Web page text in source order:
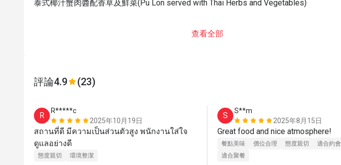
泰式椰汁蟹肉醬配香草及鮮菜(Pu Lon served with Thai Herbs and Vegetables)
查看全部
評論4.9 (23)
R
R*****c
2025年10月19日
สถานที่ดี มีความเป็นส่วนตัวสูง พนักงานใส่ใจ
ดูแลอย่างดี
態度親切 環境整潔
S
S**m
2025年8月15日
Great food and nice atmosphere!
餐點美味 價位合理 態度親切 適合約會
適合聚餐